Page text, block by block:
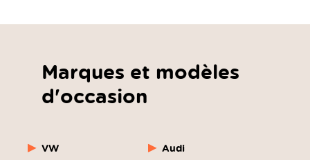
Marques et modèles
d'occasion
VW
Audi